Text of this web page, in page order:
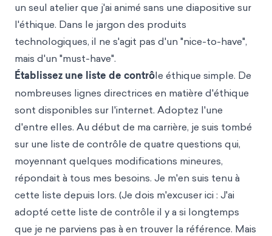
un seul atelier que j'ai animé sans une diapositive sur
l'éthique. Dans le jargon des produits
technologiques, il ne s'agit pas d'un "nice-to-have",
mais d'un "must-have".
Établissez une liste de contrôle éthique simple. De
nombreuses lignes directrices en matière d'éthique
sont disponibles sur l'internet. Adoptez l'une
d'entre elles. Au début de ma carrière, je suis tombé
sur une liste de contrôle de quatre questions qui,
moyennant quelques modifications mineures,
répondait à tous mes besoins. Je m'en suis tenu à
cette liste depuis lors. (Je dois m'excuser ici : J'ai
adopté cette liste de contrôle il y a si longtemps
que je ne parviens pas à en trouver la référence. Mais